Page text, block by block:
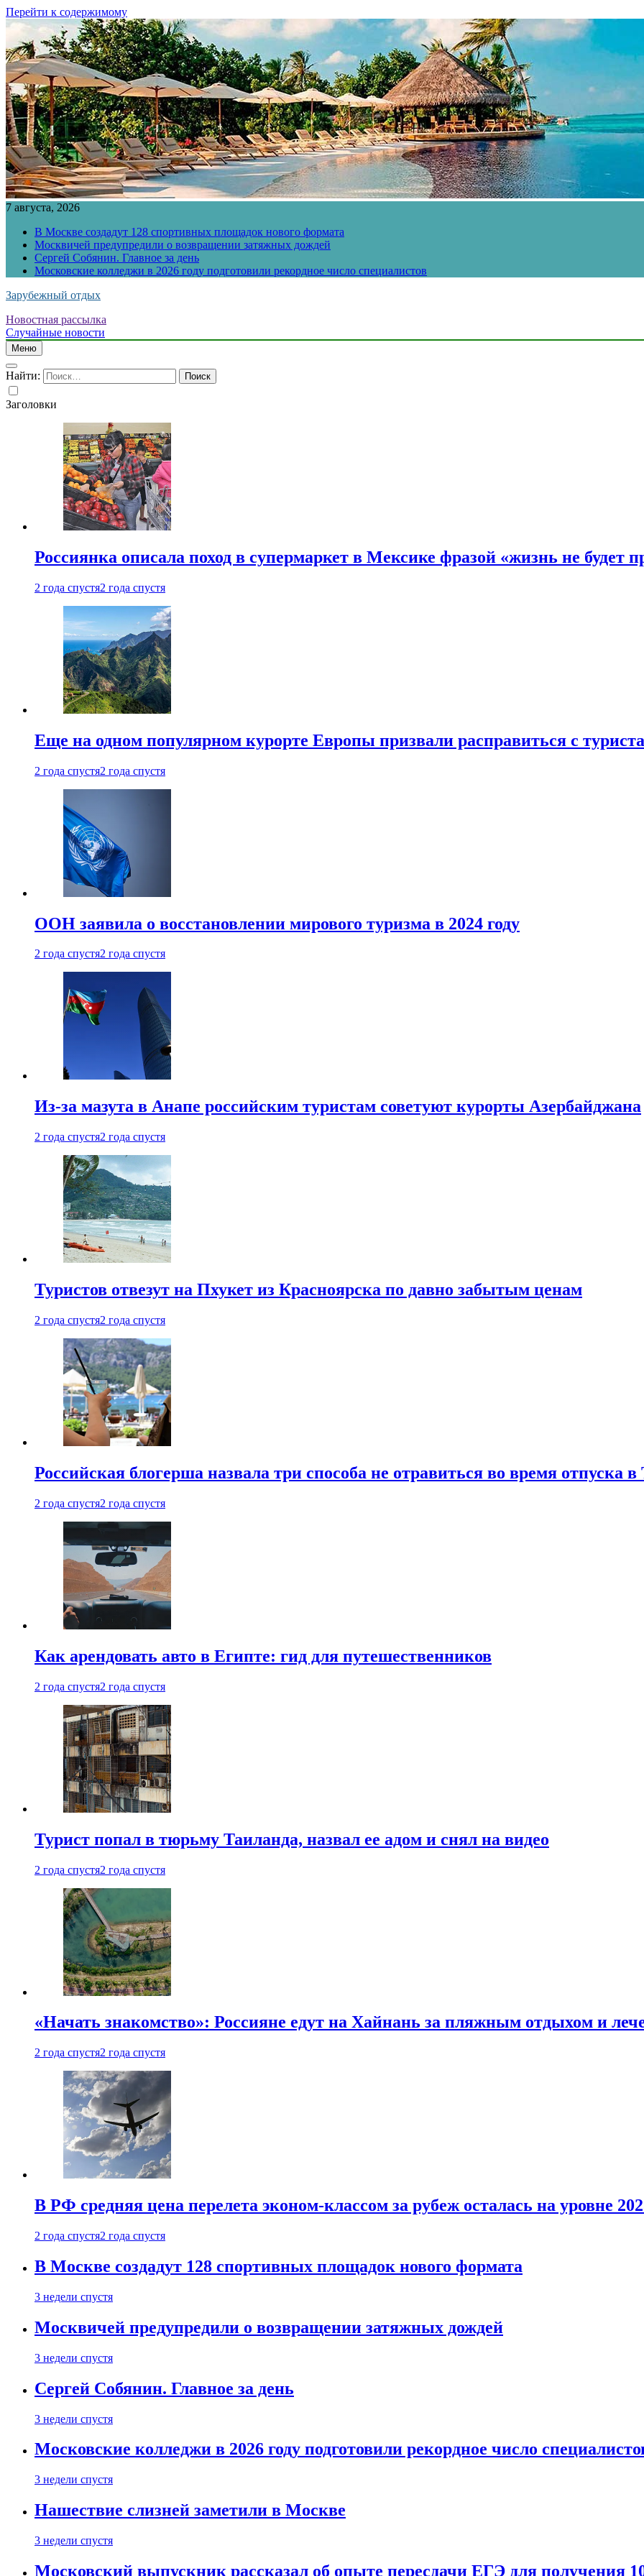
Перейти к содержимому
7 августа, 2026
В Москве создадут 128 спортивных площадок нового формата
Москвичей предупредили о возвращении затяжных дождей
Сергей Собянин. Главное за день
Московские колледжи в 2026 году подготовили рекордное число специалистов
Зарубежный отдых
Новостная рассылка
Случайные новости
Меню
Найти:
Заголовки
Россиянка описала поход в супермаркет в Мексике фразой «жизнь не будет
2 года спустя2 года спустя
Еще на одном популярном курорте Европы призвали расправиться с
2 года спустя2 года спустя
ООН заявила о восстановлении мирового туризма в 2024 году
2 года спустя2 года спустя
Из-за мазута в Анапе российским туристам советуют курорты Азербайджана
2 года спустя2 года спустя
Туристов отвезут на Пхукет из Красноярска по давно забытым ценам
2 года спустя2 года спустя
Российская блогерша назвала три способа не отравиться во время отпуска в
2 года спустя2 года спустя
Как арендовать авто в Египте: гид для путешественников
2 года спустя2 года спустя
Турист попал в тюрьму Таиланда, назвал ее адом и снял на видео
2 года спустя2 года спустя
«Начать знакомство»: Россияне едут на Хайнань за пляжным отдыхом и
2 года спустя2 года спустя
В РФ средняя цена перелета эконом-классом за рубеж осталась на уровне
2 года спустя2 года спустя
В Москве создадут 128 спортивных площадок нового формата
3 недели спустя
Москвичей предупредили о возвращении затяжных дождей
3 недели спустя
Сергей Собянин. Главное за день
3 недели спустя
Московские колледжи в 2026 году подготовили рекордное число
3 недели спустя
Нашествие слизней заметили в Москве
3 недели спустя
Московский выпускник рассказал об опыте пересдачи ЕГЭ для получения